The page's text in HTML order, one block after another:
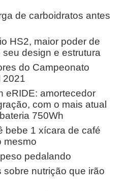
de carboidratos antes
HS2, maior poder de
design e estrutura
do Campeonato
2021
eRIDE: amortecedor
com o mais atual
750Wh
bebe 1 xícara de café
mesmo
pedalando
sobre nutrição que irão